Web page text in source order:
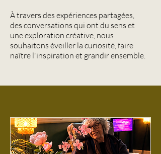
À travers des expériences partagées,
des conversations qui ont du sens et
une exploration créative, nous
souhaitons éveiller la curiosité, faire
naître l'inspiration et grandir ensemble.